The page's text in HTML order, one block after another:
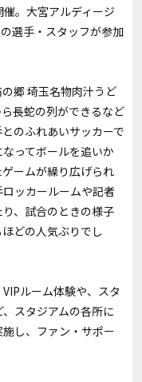
。大宮アルディージ
選手・スタッフが参加
郷 埼玉名物肉汁うど
長蛇の列ができるなど
のふれあいサッカーで
ってボールを追いか
ームが繰り広げられ
ッカールームや記者
、試合のときの様子
どの人気ぶりでし
ルーム体験や、スタ
スタジアムの各所に
し、ファン・サポー